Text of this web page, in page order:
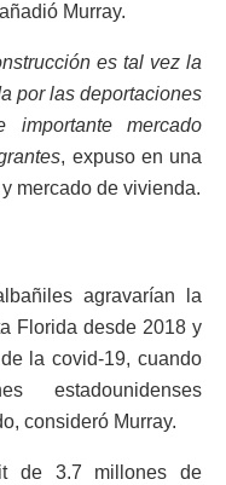
Murray.
es tal vez la
por las deportaciones
mercado
, expuso en una
mercado de vivienda.
agravarían la
Florida desde 2018 y
la covid-19, cuando
estadounidenses
consideró Murray.
de 3.7 millones de